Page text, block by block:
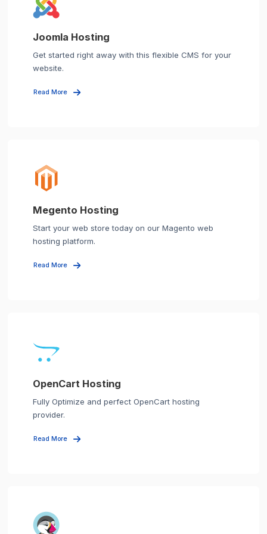
Joomla Hosting
Get started right away with this flexible CMS for your
website.
Read More
Megento Hosting
Start your web store today on our Magento web
hosting platform.
Read More
OpenCart Hosting
Fully Optimize and perfect OpenCart hosting
provider.
Read More